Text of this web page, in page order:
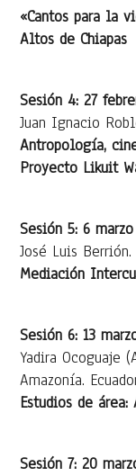
«Cantos para la
Altos de Chiapas
Sesión 4: 27
Juan Ignacio
Antropología,
Proyecto Likuit
Sesión 5: 6 marzo
José Luis
Mediación
Sesión 6: 13
Yadira Ocoguaje
Amazonía.
Estudios de área:
Sesión 7: 20